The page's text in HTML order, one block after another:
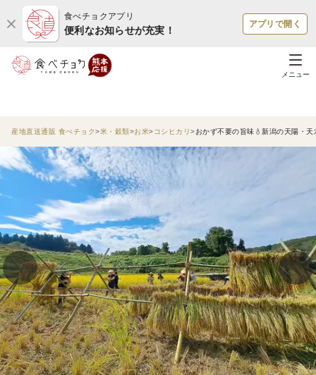
食べチョクアプリ
便利なお知らせが充実！
アプリで開く
メニュー
産地直送通販 食べチョク 米・穀類 お米 コシヒカリ おかず不要の旨味💧新潟の天陽・